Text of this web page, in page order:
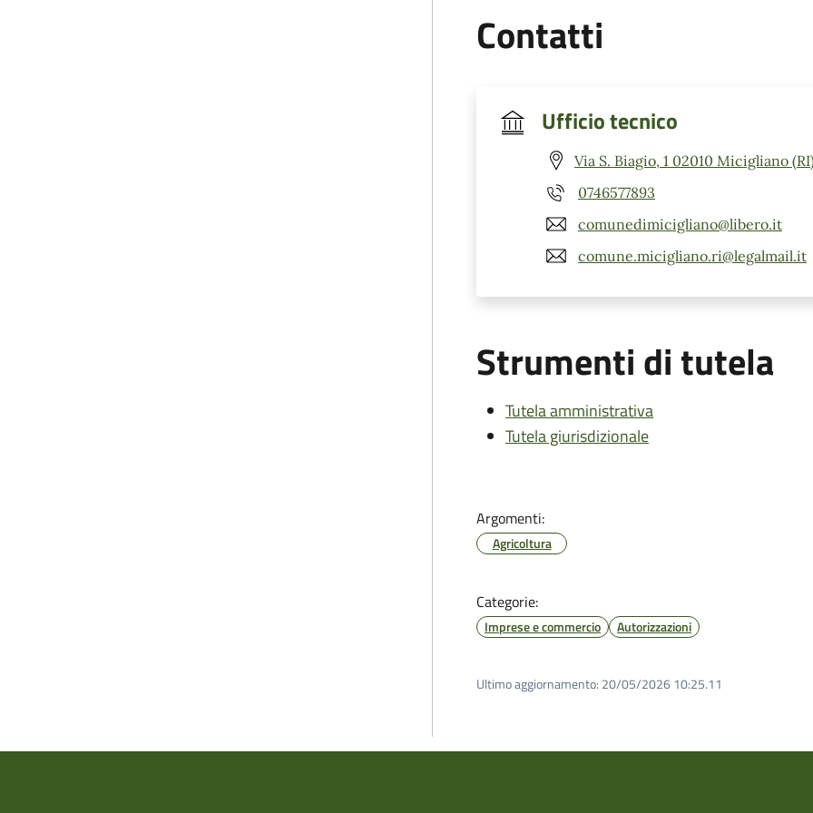
Contatti
Ufficio tecnico
Via S. Biagio, 1 02010 Micigliano
0746577893
comunedimicigliano@libero.it
comune.micigliano.ri@legalmail.it
Strumenti di tutela
Tutela amministrativa
Tutela giurisdizionale
Argomenti:
Agricoltura
Categorie:
Imprese e commercio Autorizzazioni
Ultimo aggiornamento: 20/05/2026 10:25.11